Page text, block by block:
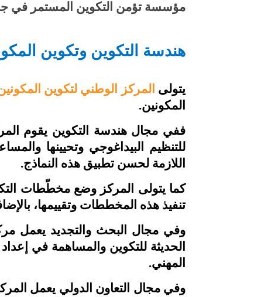
مؤسسة تؤمن التكوين المستمر في جميع المجالات، ومنها 234
هندسة التكوين وتكوين
يتولى المركز الوطني لتكوين
المكونين.
ففي مجال هندسة التكوين يقوم
للتنظيم البيداغوجي وتحيينها
اللازمة لحسن تطبيق هذه النماذج.
كما يتولى المركز وضع مخطّطات
تنفيذ هذه المخططات وتقييمها،
وفي مجال البحث والتجديد يعمل
الحديثة للتكوين والمساهمة في
المهني.
وفي مجال التعاون الدولي يعمل